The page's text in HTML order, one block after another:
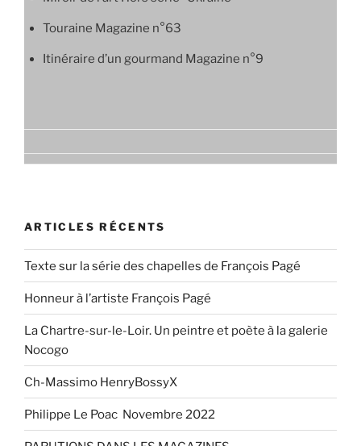
Touraine Magazine n°63
Itinéraire d’un gourmand Magazine n°9
ARTICLES RÉCENTS
Texte sur la série des chapelles de François Pagé
Honneur à l’artiste François Pagé
La Chartre-sur-le-Loir. Un peintre et poète à la galerie
Nocogo
Ch-Massimo HenryBossyX
Philippe Le Poac Novembre 2022